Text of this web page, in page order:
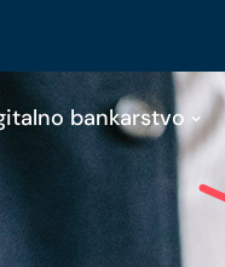
bankarstvo